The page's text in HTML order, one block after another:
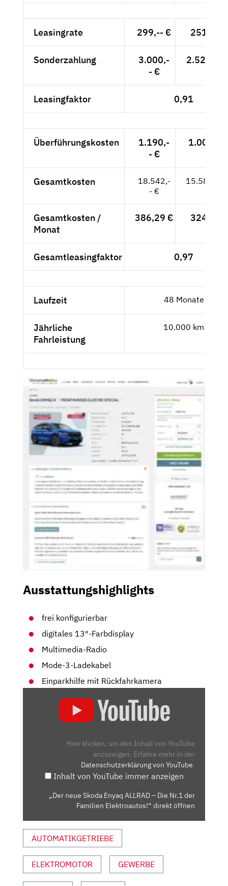
Leasingrate 299,-- € 251,26 €
Sonderzahlung
3.000,-
- €
2.521,01
Leasingfaktor 0,91
Überführungskosten
1.190,-
- €
1.000,--
Gesamtkosten
18.542,-
- €
15.581,51
Gesamtkosten /
Monat
386,29 € 324,61 €
Gesamtleasingfaktor 0,97
Laufzeit 48 Monate
Jährliche
Fahrleistung
10.000 km
Ausstattungshighlights
frei konfigurierbar
digitales 13″-Farbdisplay
Multimedia-Radio
Mode-3-Ladekabel
Einparkhilfe mit Rückfahrkamera
VON
YOUTUBE
Hier klicken, um den Inhalt von YouTube
anzuzeigen. Erfahre mehr in der
Datenschutzerklärung von YouTube.
Inhalt von YouTube immer anzeigen
„Der neue Skoda Enyaq ALLRAD – Die Nr.1 der
Familien Elektroautos!“ direkt öffnen
AUTOMATIKGETRIEBE
ELEKTROMOTOR GEWERBE